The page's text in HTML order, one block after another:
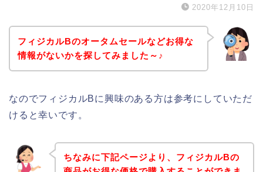
2020年12月10日
フィジカルBのオータムセールなどお得な
情報がないかを探してみました～♪
なのでフィジカルBに興味のある方は参考にしていただ
けると幸いです。
ちなみに下記ページより、フィジカルBの